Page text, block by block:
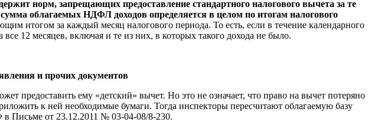
норм, запрещающих предоставление стандартного налогового вычета за те
облагаемых НДФЛ доходов определяется в целом по итогам налогового
итогом за каждый месяц налогового периода. То есть, если в течение календарного
12 месяцев, включая и те из них, в которых такого дохода не было.
и прочих документов
предоставить ему «детский» вычет. Но это не означает, что право на вычет потеряно
к ней необходимые бумаги. Тогда инспекторы пересчитают облагаемую базу
Письме от 23.12.2011 № 03-04-08/8-230.